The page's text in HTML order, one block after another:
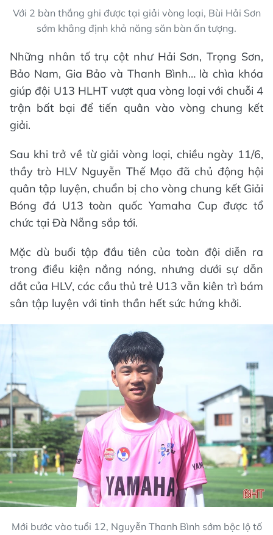
Với 2 bàn thắng ghi được tại giải vòng loại, Bùi Hải Sơn
sớm khẳng định khả năng săn bàn ấn tượng.
Những nhân tố trụ cột như Hải Sơn, Trọng Sơn,
Bảo Nam, Gia Bảo và Thanh Bình… là chìa khóa
giúp đội U13 HLHT vượt qua vòng loại với chuỗi 4
trận bất bại để tiến quân vào vòng chung kết
giải.
Sau khi trở về từ giải vòng loại, chiều ngày 11/6,
thầy trò HLV Nguyễn Thế Mạo đã chủ động hội
quân tập luyện, chuẩn bị cho vòng chung kết Giải
Bóng đá U13 toàn quốc Yamaha Cup được tổ
chức tại Đà Nẵng sắp tới.
Mặc dù buổi tập đầu tiên của toàn đội diễn ra
trong điều kiện nắng nóng, nhưng dưới sự dẫn
dắt của HLV, các cầu thủ trẻ U13 vẫn kiên trì bám
sân tập luyện với tinh thần hết sức hứng khởi.
Mới bước vào tuổi 12, Nguyễn Thanh Bình sớm bộc lộ tố